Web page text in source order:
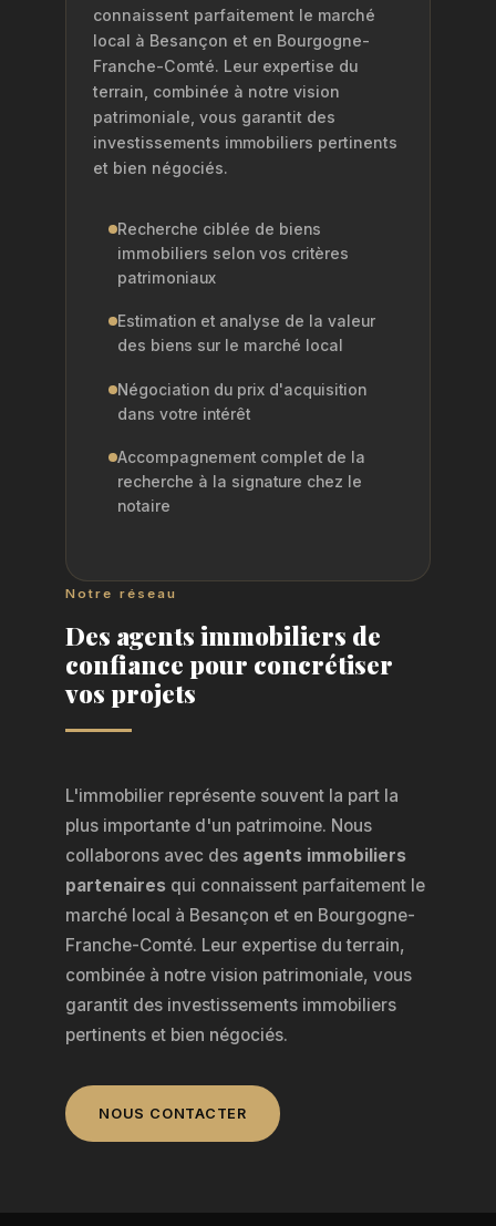
connaissent parfaitement le marché
local à Besançon et en Bourgogne-
Franche-Comté. Leur expertise du
terrain, combinée à notre vision
patrimoniale, vous garantit des
investissements immobiliers pertinents
et bien négociés.
Recherche ciblée de biens
immobiliers selon vos critères
patrimoniaux
Estimation et analyse de la valeur
des biens sur le marché local
Négociation du prix d'acquisition
dans votre intérêt
Accompagnement complet de la
recherche à la signature chez le
notaire
Notre réseau
Des agents immobiliers de
confiance pour concrétiser
vos projets
L'immobilier représente souvent la part la
plus importante d'un patrimoine. Nous
collaborons avec des agents immobiliers
partenaires qui connaissent parfaitement le
marché local à Besançon et en Bourgogne-
Franche-Comté. Leur expertise du terrain,
combinée à notre vision patrimoniale, vous
garantit des investissements immobiliers
pertinents et bien négociés.
NOUS CONTACTER